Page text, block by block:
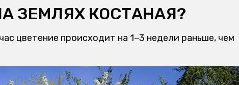
ЗЕМЛЯХ КОСТАНАЯ?
цветение происходит на 1–3 недели раньше, чем